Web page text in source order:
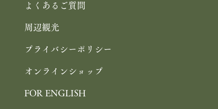
よくあるご質問
周辺観光
プライバシーポリシー
オンラインショップ
FOR ENGLISH